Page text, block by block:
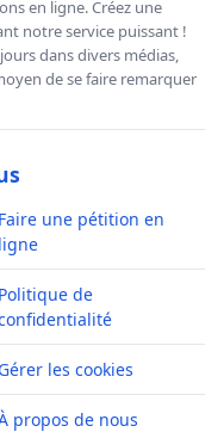
en ligne. Créez une
notre service puissant !
dans divers médias,
de se faire remarquer
Faire une pétition en
ligne
Politique de
Gérer les cookies
propos de nous